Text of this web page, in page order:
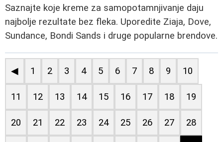
Saznajte koje kreme za samopotamnjivanje daju
najbolje rezultate bez fleka. Uporedite Ziaja, Dove,
Sundance, Bondi Sands i druge popularne brendove.
◀ 1 2 3 4 5 6 7 8 9 10
11 12 13 14 15 16 17 18 19
20 21 22 23 24 25 26 27 28